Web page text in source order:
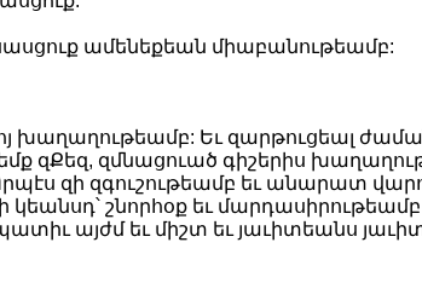
ամենեքեան միաբանութեամբ:
խաղաղութեամբ: Եւ զարթուցեալ
զՔեզ, զմնացուած գիշերիս
զի զգուշութեամբ եւ անարատ
շնորհօք եւ մարդասիրութեամբ
այժմ եւ միշտ եւ յաւիտեանս